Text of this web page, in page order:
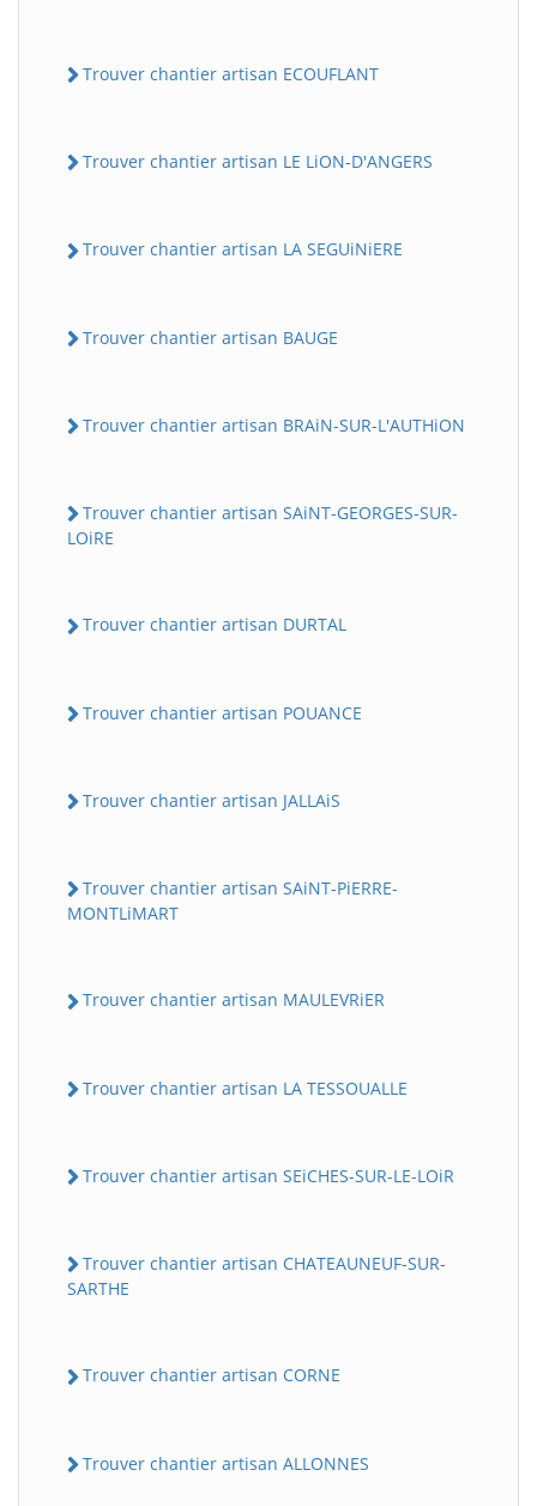
Trouver chantier artisan ECOUFLANT
Trouver chantier artisan LE LiON-D'ANGERS
Trouver chantier artisan LA SEGUiNiERE
Trouver chantier artisan BAUGE
Trouver chantier artisan BRAiN-SUR-L'AUTHiON
Trouver chantier artisan SAiNT-GEORGES-SUR-
LOiRE
Trouver chantier artisan DURTAL
Trouver chantier artisan POUANCE
Trouver chantier artisan JALLAiS
Trouver chantier artisan SAiNT-PiERRE-
MONTLiMART
Trouver chantier artisan MAULEVRiER
Trouver chantier artisan LA TESSOUALLE
Trouver chantier artisan SEiCHES-SUR-LE-LOiR
Trouver chantier artisan CHATEAUNEUF-SUR-
SARTHE
Trouver chantier artisan CORNE
Trouver chantier artisan ALLONNES